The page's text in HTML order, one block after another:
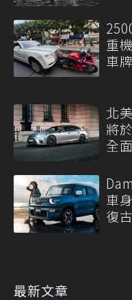
重
車牌
北
將
全
車
復
最新文章